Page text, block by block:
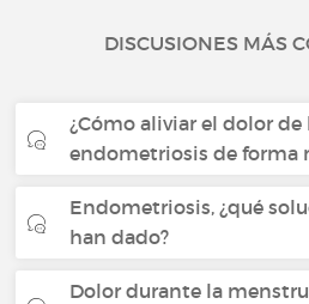
DISCUSIONES MÁS
¿Cómo aliviar el dolor de
endometriosis de forma
Endometriosis, ¿qué
han dado?
Dolor durante la